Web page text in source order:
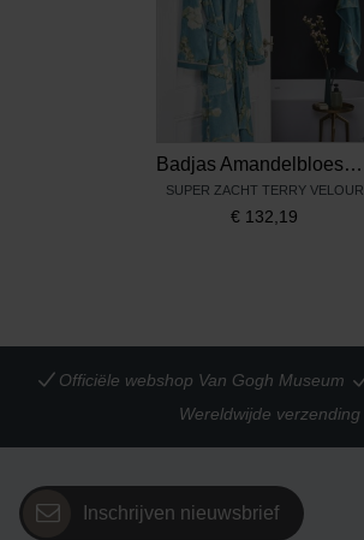
Badjas Amandelbloesem, Beddinghouse x Van Gogh Museum
SUPER ZACHT TERRY VELOUR
€ 132,19
Officiële webshop Van Gogh Museum
Wereldwijde verzending
Inschrijven nieuwsbrief